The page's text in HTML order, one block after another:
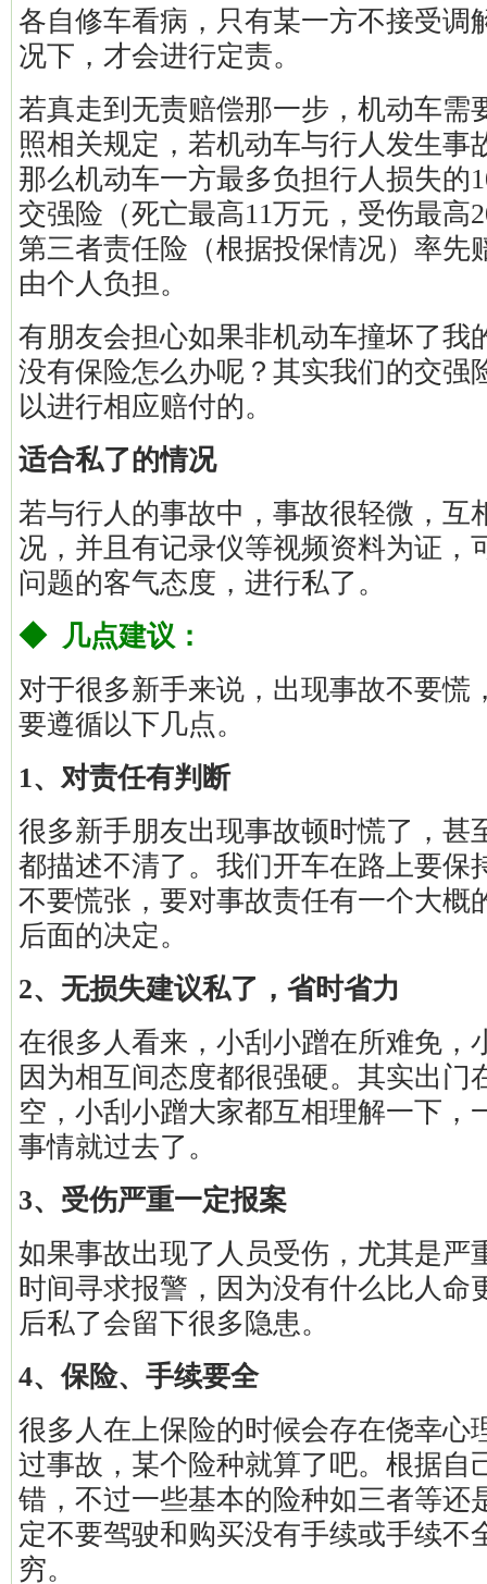
各自修车看病，只有某一方不接受调
况下，才会进行定责。
若真走到无责赔偿那一步，机动车需
照相关规定，若机动车与行人发生事
那么机动车一方最多负担行人损失的
交强险（死亡最高11万元，受伤最高
第三者责任险（根据投保情况）率先
由个人负担。
有朋友会担心如果非机动车撞坏了我
没有保险怎么办呢？其实我们的交强
以进行相应赔付的。
适合私了的情况
若与行人的事故中，事故很轻微，互
况，并且有记录仪等视频资料为证，
问题的客气态度，进行私了。
◆ 几点建议：
对于很多新手来说，出现事故不要慌
要遵循以下几点。
1、对责任有判断
很多新手朋友出现事故顿时慌了，甚
都描述不清了。我们开车在路上要保
不要慌张，要对事故责任有一个大概
后面的决定。
2、无损失建议私了，省时省力
在很多人看来，小刮小蹭在所难免，
因为相互间态度都很强硬。其实出门
空，小刮小蹭大家都互相理解一下，
事情就过去了。
3、受伤严重一定报案
如果事故出现了人员受伤，尤其是严
时间寻求报警，因为没有什么比人命
后私了会留下很多隐患。
4、保险、手续要全
很多人在上保险的时候会存在侥幸心
过事故，某个险种就算了吧。根据自
错，不过一些基本的险种如三者等还
定不要驾驶和购买没有手续或手续不
穷。